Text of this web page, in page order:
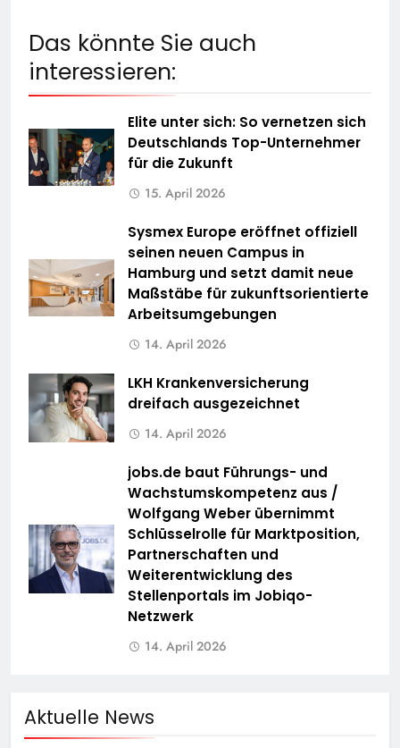
Das könnte Sie auch
interessieren:
Elite unter sich: So vernetzen sich
Deutschlands Top-Unternehmer
für die Zukunft
15. April 2026
Sysmex Europe eröffnet offiziell
seinen neuen Campus in
Hamburg und setzt damit neue
Maßstäbe für zukunftsorientierte
Arbeitsumgebungen
14. April 2026
LKH Krankenversicherung
dreifach ausgezeichnet
14. April 2026
jobs.de baut Führungs- und
Wachstumskompetenz aus /
Wolfgang Weber übernimmt
Schlüsselrolle für Marktposition,
Partnerschaften und
Weiterentwicklung des
Stellenportals im Jobiqo-
Netzwerk
14. April 2026
Aktuelle News